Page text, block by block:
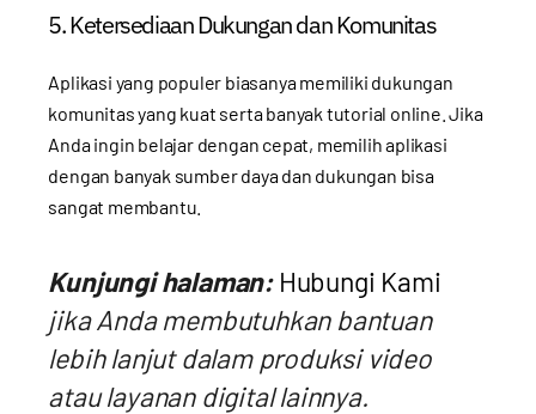
5. Ketersediaan Dukungan dan Komunitas
Aplikasi yang populer biasanya memiliki dukungan
komunitas yang kuat serta banyak tutorial online. Jika
Anda ingin belajar dengan cepat, memilih aplikasi
dengan banyak sumber daya dan dukungan bisa
sangat membantu.
Kunjungi halaman: Hubungi Kami
jika Anda membutuhkan bantuan
lebih lanjut dalam produksi video
atau layanan digital lainnya.